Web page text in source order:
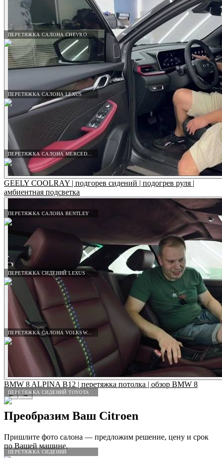
ПЕРЕТЯЖКА САЛОНА CHEVROLET
ПЕРЕТЯЖКА САЛОНА LEXUS
ПЕРЕТЯЖКА САЛОНА BENTLEY
ПЕРЕТЯЖКА СИДЕНИЙ LEXUS
ПЕРЕТЯЖКА САЛОНА VOLKSWAGEN
ПЕРЕТЯЖКА СИДЕНИЙ TOYOTA
ПЕРЕТЯЖКА СИДЕНИЙ
GEELY COOLRAY | подгорев сидений | подогрев руля |
амбиентная подсветка
BMW 8 ALPINA B12 | перетяжка потолка | обзор BMW 8
← →
Преобразим Ваш Citroen
Пришлите фото салона — предложим решение, цену и срок
по Вашей машине.